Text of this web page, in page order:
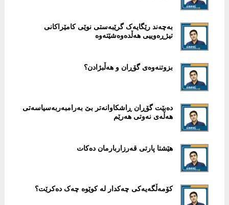
بەچەند رێگایەک گرێبەستی نوێی كامێراكانی
تیژڕەوییی هەڵدەوەشێتەوە
بزوتنەوەی گۆڕان و هەڵبژادن؟
‎دەبێت گۆڕان ڕاشكاوانەتر بێ بەرامبەربەسیاسەتی
هەڵەی نەوتی هەرێم
هێشتا پارتی قەرزاربارمان دەکات
‎کۆمەڵگەیەکى چەکدار لە کوێوە چەک دەکرێت؟